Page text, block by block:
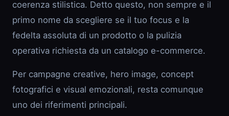
coerenza stilistica. Detto questo, non sempre e il
primo nome da scegliere se il tuo focus e la
fedelta assoluta di un prodotto o la pulizia
operativa richiesta da un catalogo e-commerce.
Per campagne creative, hero image, concept
fotografici e visual emozionali, resta comunque
uno dei riferimenti principali.